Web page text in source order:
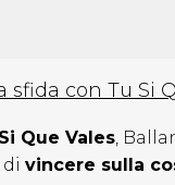
sfida con Tu Si
Que Vales,
vincere sulla